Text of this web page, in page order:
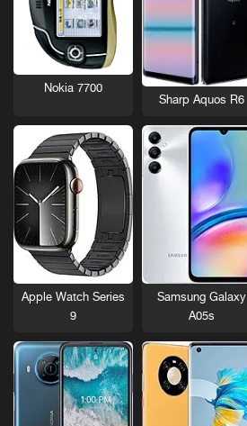
Sharp Aquos R6
Nokia 7700
Samsung Galaxy
A05s
Apple Watch Series
9